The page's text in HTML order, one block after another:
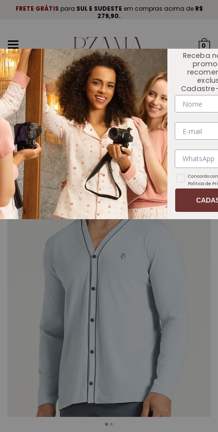
FRETE GRÁTIS para SUL E SUDESTE em compras acima de R$
279,90.
navegação
0
INÍCIO COLEÇÕES UNIVERSO EM MIM
Receba
Concordo
Política de